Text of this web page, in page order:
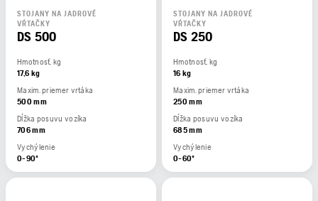
STOJANY NA JADROVÉ
VŔTAČKY
DS 500
Hmotnosť, kg
17,6 kg
Maxim. priemer vrtáka
500 mm
Dĺžka posuvu vozíka
706 mm
Vychýlenie
0-90º
STOJANY NA JADROVÉ
VŔTAČKY
DS 250
Hmotnosť, kg
16 kg
Maxim. priemer vrtáka
250 mm
Dĺžka posuvu vozíka
685 mm
Vychýlenie
0-60º